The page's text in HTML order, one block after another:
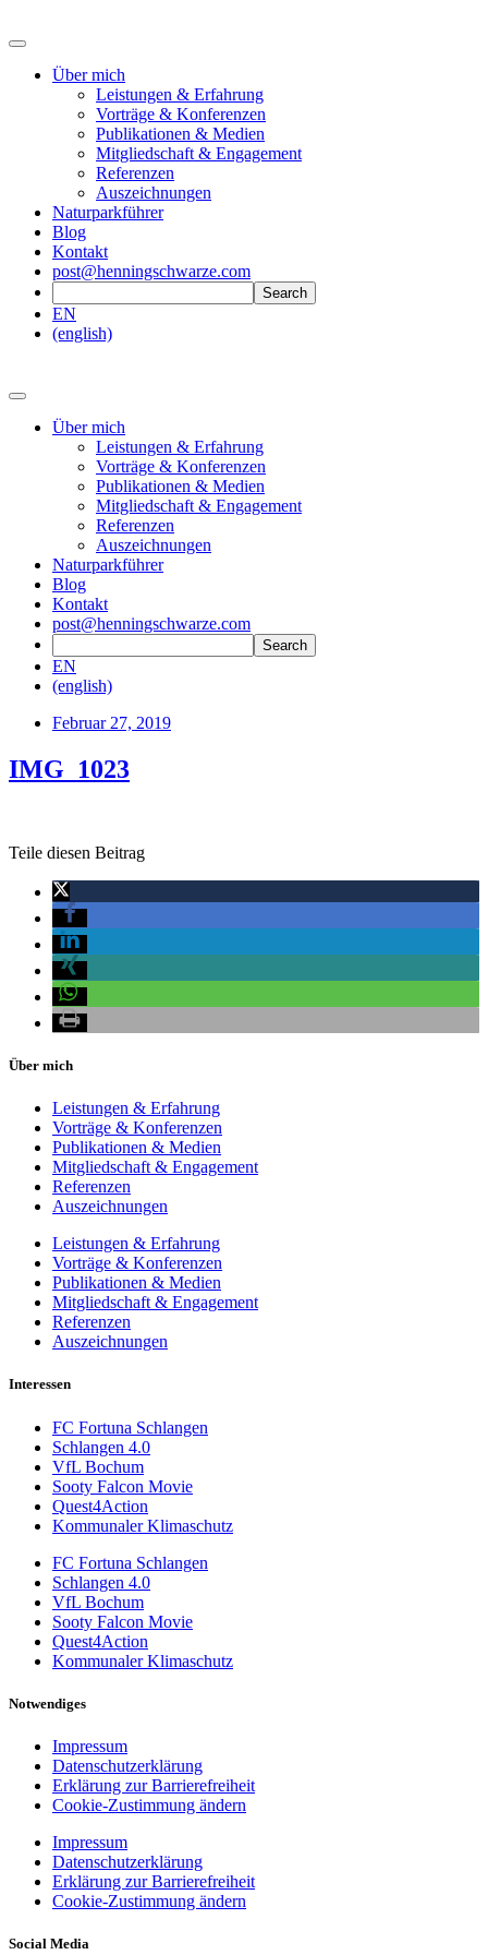
Über mich
Leistungen & Erfahrung
Vorträge & Konferenzen
Publikationen & Medien
Mitgliedschaft & Engagement
Referenzen
Auszeichnungen
Naturparkführer
Blog
Kontakt
post@henningschwarze.com
EN
(english)
Über mich
Leistungen & Erfahrung
Vorträge & Konferenzen
Publikationen & Medien
Mitgliedschaft & Engagement
Referenzen
Auszeichnungen
Naturparkführer
Blog
Kontakt
post@henningschwarze.com
EN
(english)
Februar 27, 2019
IMG_1023
Teile diesen Beitrag
Über mich
Leistungen & Erfahrung
Vorträge & Konferenzen
Publikationen & Medien
Mitgliedschaft & Engagement
Referenzen
Auszeichnungen
Leistungen & Erfahrung
Vorträge & Konferenzen
Publikationen & Medien
Mitgliedschaft & Engagement
Referenzen
Auszeichnungen
Interessen
FC Fortuna Schlangen
Schlangen 4.0
VfL Bochum
Sooty Falcon Movie
Quest4Action
Kommunaler Klimaschutz
FC Fortuna Schlangen
Schlangen 4.0
VfL Bochum
Sooty Falcon Movie
Quest4Action
Kommunaler Klimaschutz
Notwendiges
Impressum
Datenschutzerklärung
Erklärung zur Barrierefreiheit
Cookie-Zustimmung ändern
Impressum
Datenschutzerklärung
Erklärung zur Barrierefreiheit
Cookie-Zustimmung ändern
Social Media